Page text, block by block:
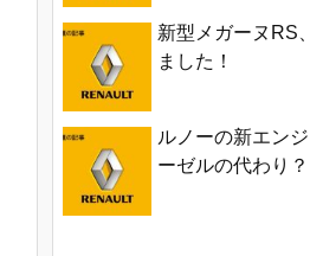
新型メガーヌRS
ました！
ルノーの新エン
ーゼルの代わり？